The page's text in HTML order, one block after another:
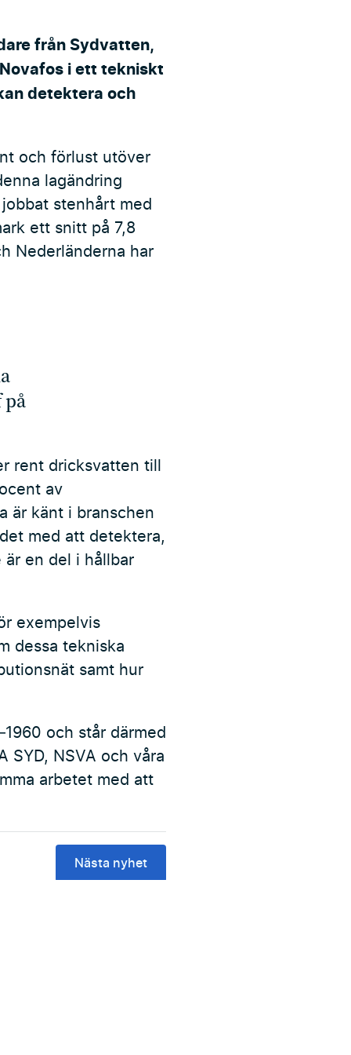
från Sydvatten,
i ett tekniskt
detektera och
och förlust utöver
lagändring
stenhårt med
ett snitt på 7,8
Nederländerna har
på
rent dricksvatten till
av
är känt i branschen
med att detektera,
en del i hållbar
exempelvis
dessa tekniska
samt hur
och står därmed
SYD, NSVA och våra
arbetet med att
Nästa nyhet